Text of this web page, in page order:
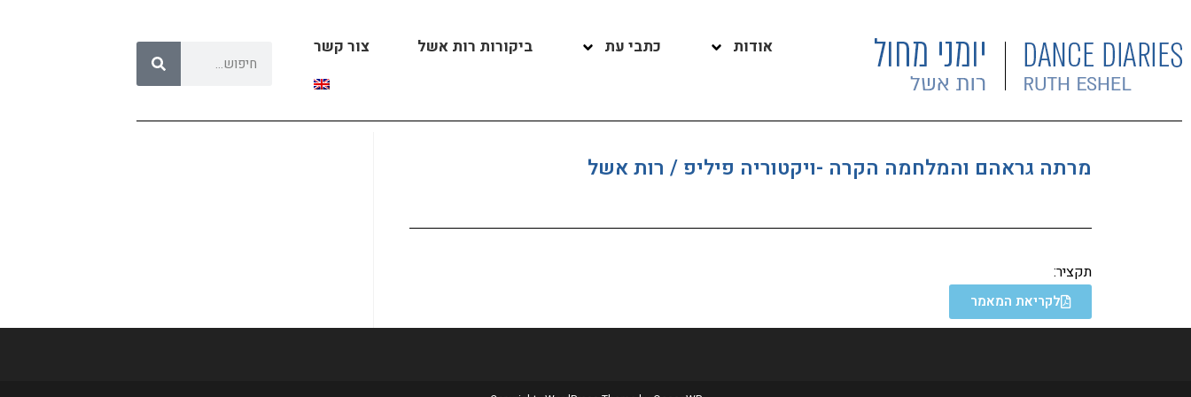
אודות כתבי עת ביקורות רות אשל צור קשר
מרתה גראהם והמלחמה הקרה -ויקטוריה פיליפ / רות אשל
תקציר:
לקריאת המאמר